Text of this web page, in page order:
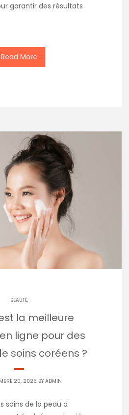
garantir des résultats
Read More
BEAUTÉ
la meilleure
ligne pour des
soins coréens ?
20, 2025 BY ADMIN
soins de la peau a